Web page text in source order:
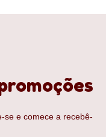
se e comece a recebê-